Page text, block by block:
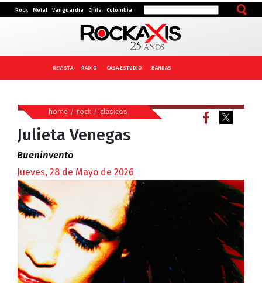
Rock Metal Vanguardia Chile Colombia
REVISTA RADIO CASA ESTUDIO BANDAS
home / rock / clasicos
Julieta Venegas
Bueninvento
Jueves, 28 de Mayo de 2026